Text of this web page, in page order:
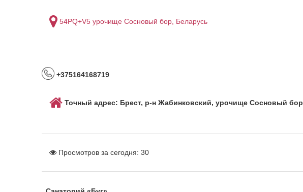
54PQ+V5 урочище Сосновый бор, Беларусь
+375164168719
Точный адрес: Брест, р-н Жабинковский, урочище Сосновый бор
Просмотров за сегодня:30